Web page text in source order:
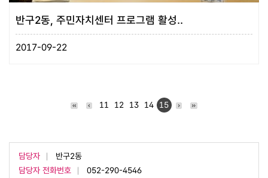
반구2동, 주민자치센터 프로그램 활성..
2017-09-22
11 12 13 14 15
담당자
반구2동
담당자 전화번호
052-290-4546